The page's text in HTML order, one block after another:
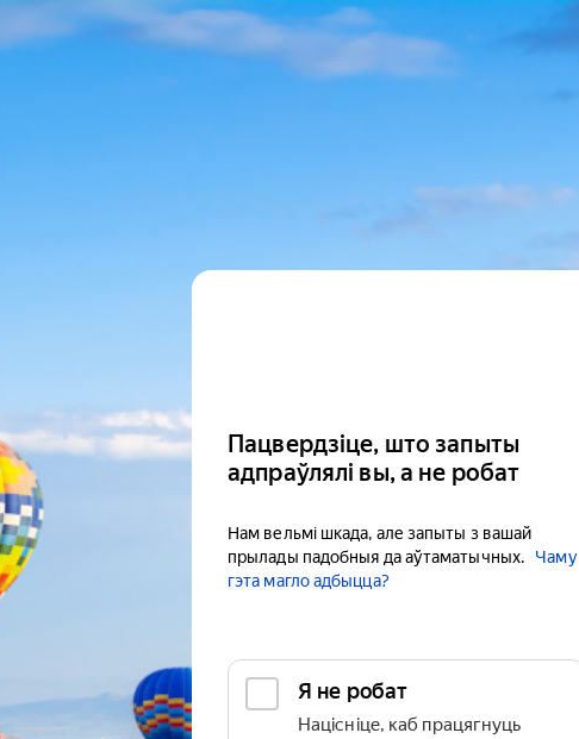
Пацвердзіце, што запыты
адпраўлялі вы, а не робат
Нам вельмі шкада, але запыты з вашай
прылады падобныя да аўтаматычных.
Чаму
гэта магло адбыцца?
Я не робат
Націсніце, каб працягнуць